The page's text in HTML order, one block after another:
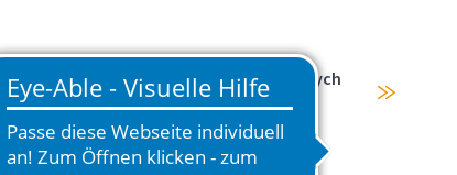
Logowanie dla zarejestrowanych
użytkowników